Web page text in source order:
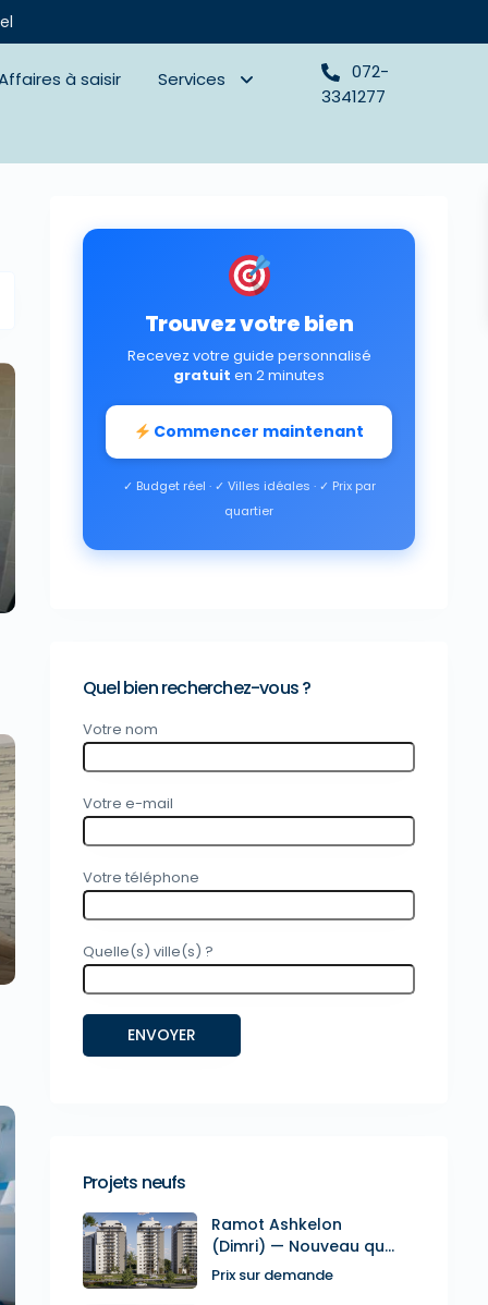
à saisir Services
072-
3341277
Trouvez votre bien
Recevez votre guide personnalisé
gratuit en 2 minutes
Commencer maintenant
✓ Budget réel · ✓ Villes idéales · ✓ Prix par
quartier
Quel bien recherchez-vous ?
Votre nom
Votre e-mail
Votre téléphone
Quelle(s) ville(s) ?
Projets neufs
Ramot Ashkelon
(Dimri) — Nouveau qu...
Prix sur demande